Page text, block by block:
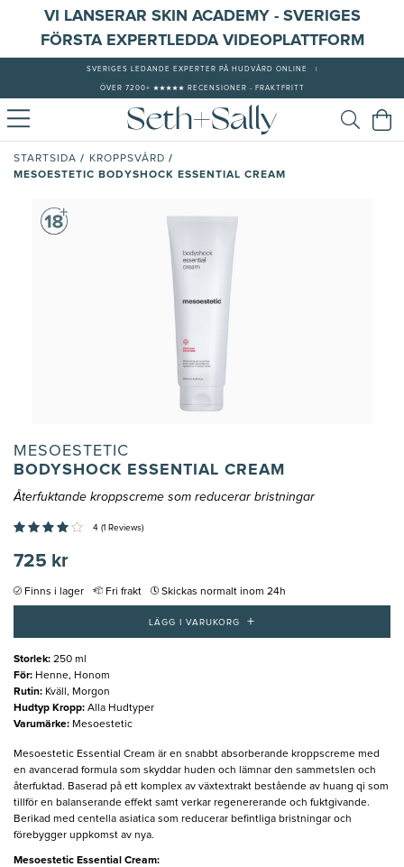
VI LANSERAR SKIN ACADEMY - SVERIGES
FÖRSTA EXPERTLEDDA VIDEOPLATTFORM
SVERIGES LEDANDE EXPERTER PÅ HUDVÅRD ONLINE
ÖVER 7200+ ★★★★★ RECENSIONER - FRAKTFRITT
STARTSIDA / KROPPSVÅRD /
MESOESTETIC BODYSHOCK ESSENTIAL CREAM
MESOESTETIC
BODYSHOCK ESSENTIAL CREAM
Återfuktande kroppscreme som reducerar bristningar
4 (1 Reviews)
725 kr
Finns i lager Fri frakt Skickas normalt inom 24h
LÄGG I VARUKORG +
Storlek: 250 ml
För: Henne, Honom
Rutin: Kväll, Morgon
Hudtyp Kropp: Alla Hudtyper
Varumärke: Mesoestetic
Mesoestetic Essential Cream är en snabbt absorberande kroppscreme med
en avancerad formula som skyddar huden och lämnar den sammetslen och
återfuktad. Baserad på ett komplex av växtextrakt bestående av huang qi som
tillför en balanserande effekt samt verkar regenererande och fuktgivande.
Berikad med centella asiatica som reducerar befintliga bristningar och
förebygger uppkomst av nya.
Mesoestetic Essential Cream: